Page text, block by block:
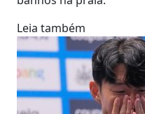
Leia também